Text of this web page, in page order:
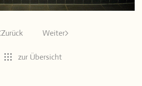
Zurück Weiter
zur Übersicht